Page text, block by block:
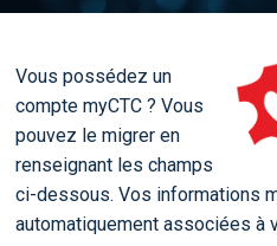
Vous possédez un
compte myCTC ? Vous
pouvez le migrer en
renseignant les champs
ci-dessous. Vos informations
automatiquement associées à